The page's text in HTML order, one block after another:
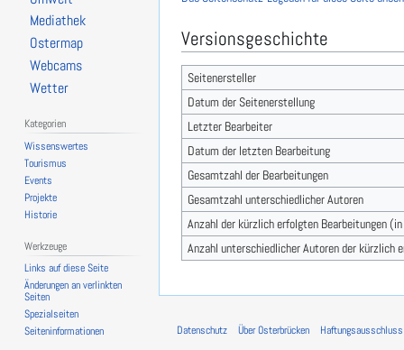
Versionsgeschichte
Seitenersteller
Datum der Seitenerstellung
Letzter Bearbeiter
Datum der letzten Bearbeitung
Gesamtzahl der Bearbeitungen
Gesamtzahl unterschiedlicher Autoren
Anzahl der kürzlich erfolgten Bearbeitungen
Anzahl unterschiedlicher Autoren der kürzlich
Mediathek
Ostermap
Webcams
Wetter
Kategorien
Wissenswertes
Tourismus
Events
Projekte
Historie
Werkzeuge
Links auf diese Seite
Änderungen an verlinkten
Seiten
Spezialseiten
Seiten­­informationen
Datenschutz Über Osterbrücken Haftungsausschluss